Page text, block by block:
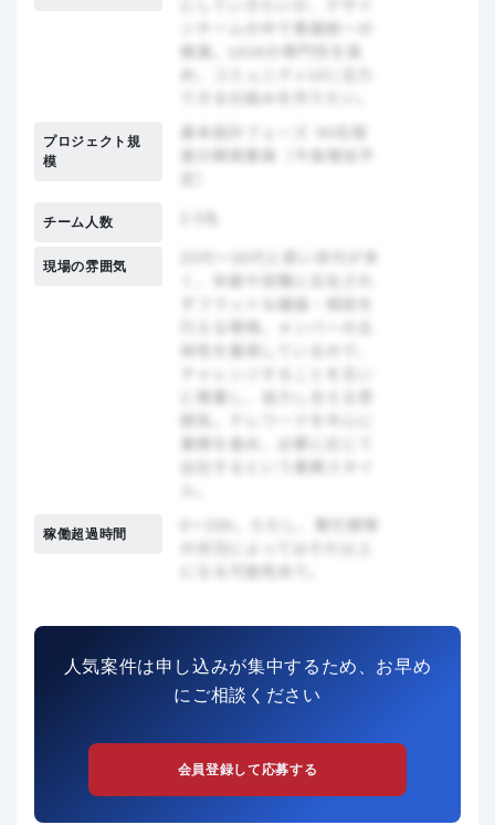
プロジェクト規
模
チーム人数
現場の雰囲気
稼働超過時間
人気案件は申し込みが集中するため、お早め
にご相談ください
会員登録して応募する